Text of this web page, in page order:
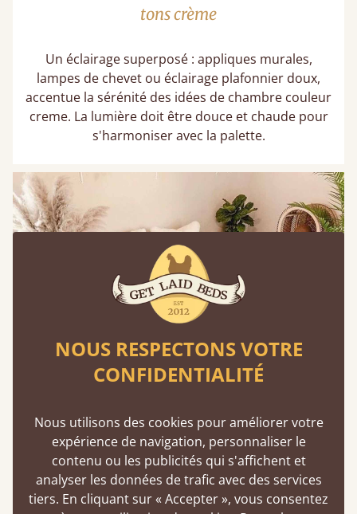
tons crème
Un éclairage superposé : appliques murales,
lampes de chevet ou éclairage plafonnier doux,
accentue la sérénité des idées de chambre couleur
creme. La lumière doit être douce et chaude pour
s'harmoniser avec la palette.
Adoptez le style botanique pour un aspect
NOUS RESPECTONS VOTRE
CONFIDENTIALITÉ
Nous utilisons des cookies pour améliorer votre
expérience de navigation, personnaliser le
contenu ou les publicités qui s'affichent et
analyser les données de trafic avec des services
tiers. En cliquant sur « Accepter », vous consentez